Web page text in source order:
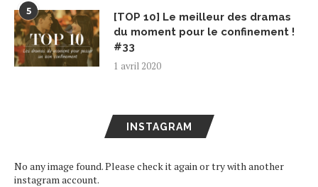
5
[TOP 10] Le meilleur des dramas
du moment pour le confinement !
#33
1 avril 2020
INSTAGRAM
No any image found. Please check it again or try with another
instagram account.